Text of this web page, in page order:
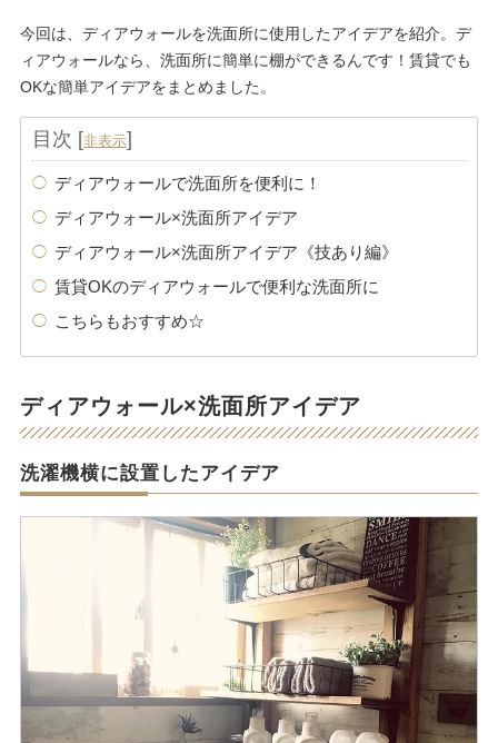
今回は、ディアウォールを洗面所に使用したアイデアを紹介。デ
ィアウォールなら、洗面所に簡単に棚ができるんです！賃貸でも
OKな簡単アイデアをまとめました。
目次 [非表示]
ディアウォールで洗面所を便利に！
ディアウォール×洗面所アイデア
ディアウォール×洗面所アイデア《技あり編》
賃貸OKのディアウォールで便利な洗面所に
こちらもおすすめ☆
ディアウォール×洗面所アイデア
洗濯機横に設置したアイデア